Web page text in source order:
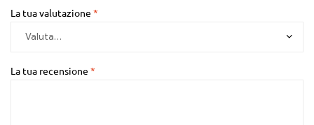
La tua valutazione *
La tua recensione *